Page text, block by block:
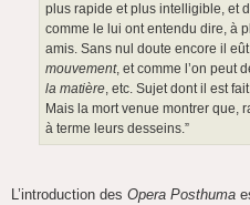
plus rapide et plus intelligible, et
comme le lui ont entendu dire, à
amis. Sans nul doute encore il
mouvement, et comme l’on peut
la matière, etc. Sujet dont il est
Mais la mort venue montrer que,
à terme leurs desseins.”
L’introduction des Opera Posthuma